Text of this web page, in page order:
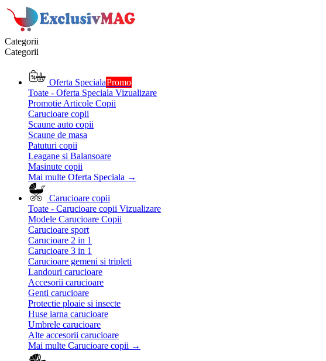
Categorii
Categorii
Oferta SpecialaPromo
Toate - Oferta Speciala Vizualizare
Promotie Articole Copii
Carucioare copii
Scaune auto copii
Scaune de masa
Patuturi copii
Leagane si Balansoare
Masinute copii
Mai multe Oferta Speciala →
Carucioare copii
Toate - Carucioare copii Vizualizare
Modele Carucioare Copii
Carucioare sport
Carucioare 2 in 1
Carucioare 3 in 1
Carucioare gemeni si tripleti
Landouri carucioare
Accesorii carucioare
Genti carucioare
Protectie ploaie si insecte
Huse iarna carucioare
Umbrele carucioare
Alte accesorii carucioare
Mai multe Carucioare copii →